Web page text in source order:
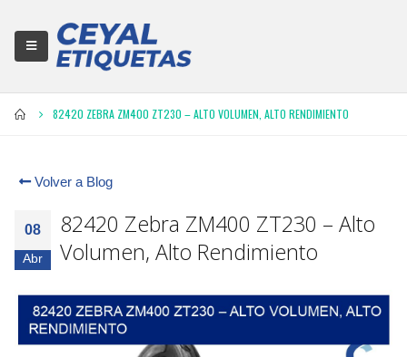
82420 ZEBRA ZM400 ZT230 – ALTO VOLUMEN, ALTO RENDIMIENTO
Volver a Blog
08
Abr
82420 Zebra ZM400 ZT230 – Alto
Volumen, Alto Rendimiento